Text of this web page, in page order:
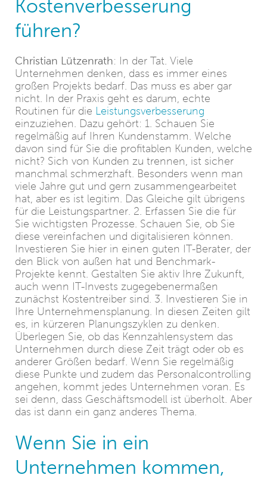
Kostenverbesserung
führen?
Christian Lützenrath: In der Tat. Viele
Unternehmen denken, dass es immer eines
großen Projekts bedarf. Das muss es aber gar
nicht. In der Praxis geht es darum, echte
Routinen für die Leistungsverbesserung
einzuziehen. Dazu gehört: 1. Schauen Sie
regelmäßig auf Ihren Kundenstamm. Welche
davon sind für Sie die profitablen Kunden, welche
nicht? Sich von Kunden zu trennen, ist sicher
manchmal schmerzhaft. Besonders wenn man
viele Jahre gut und gern zusammengearbeitet
hat, aber es ist legitim. Das Gleiche gilt übrigens
für die Leistungspartner. 2. Erfassen Sie die für
Sie wichtigsten Prozesse. Schauen Sie, ob Sie
diese vereinfachen und digitalisieren können.
Investieren Sie hier in einen guten IT-Berater, der
den Blick von außen hat und Benchmark-
Projekte kennt. Gestalten Sie aktiv Ihre Zukunft,
auch wenn IT-Invests zugegebenermaßen
zunächst Kostentreiber sind. 3. Investieren Sie in
Ihre Unternehmensplanung. In diesen Zeiten gilt
es, in kürzeren Planungszyklen zu denken.
Überlegen Sie, ob das Kennzahlensystem das
Unternehmen durch diese Zeit trägt oder ob es
anderer Größen bedarf. Wenn Sie regelmäßig
diese Punkte und zudem das Personalcontrolling
angehen, kommt jedes Unternehmen voran. Es
sei denn, dass Geschäftsmodell ist überholt. Aber
das ist dann ein ganz anderes Thema.
Wenn Sie in ein
Unternehmen kommen,